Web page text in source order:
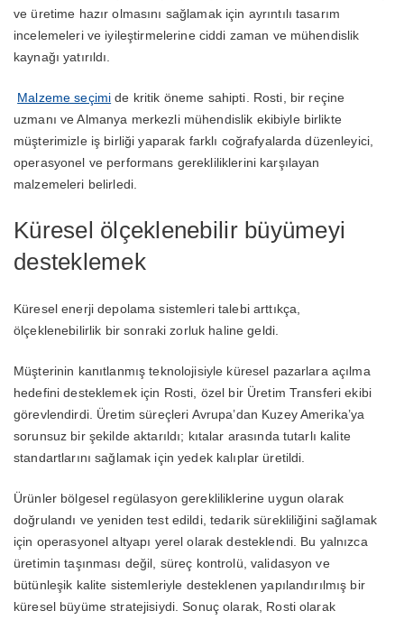
ve üretime hazır olmasını sağlamak için ayrıntılı tasarım
incelemeleri ve iyileştirmelerine ciddi zaman ve mühendislik
kaynağı yatırıldı.
Malzeme seçimi de kritik öneme sahipti. Rosti, bir reçine
uzmanı ve Almanya merkezli mühendislik ekibiyle birlikte
müşterimizle iş birliği yaparak farklı coğrafyalarda düzenleyici,
operasyonel ve performans gerekliliklerini karşılayan
malzemeleri belirledi.
Küresel ölçeklenebilir büyümeyi
desteklemek
Küresel enerji depolama sistemleri talebi arttıkça,
ölçeklenebilirlik bir sonraki zorluk haline geldi.
Müşterinin kanıtlanmış teknolojisiyle küresel pazarlara açılma
hedefini desteklemek için Rosti, özel bir Üretim Transferi ekibi
görevlendirdi. Üretim süreçleri Avrupa’dan Kuzey Amerika’ya
sorunsuz bir şekilde aktarıldı; kıtalar arasında tutarlı kalite
standartlarını sağlamak için yedek kalıplar üretildi.
Ürünler bölgesel regülasyon gerekliliklerine uygun olarak
doğrulandı ve yeniden test edildi, tedarik sürekliliğini sağlamak
için operasyonel altyapı yerel olarak desteklendi. Bu yalnızca
üretimin taşınması değil, süreç kontrolü, validasyon ve
bütünleşik kalite sistemleriyle desteklenen yapılandırılmış bir
küresel büyüme stratejisiydi. Sonuç olarak, Rosti olarak